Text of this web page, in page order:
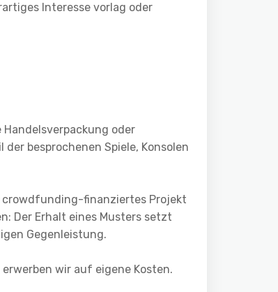
Interesse vorlag oder
oder
besprochenen Spiele, Konsolen
crowdfunding-finanziertes Projekt
Der Erhalt eines Musters setzt
Gegenleistung.
wir auf eigene Kosten.